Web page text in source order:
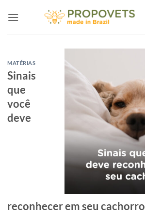
MATÉRIAS
Sinais
que
você
deve
reconhecer em seu cachorro